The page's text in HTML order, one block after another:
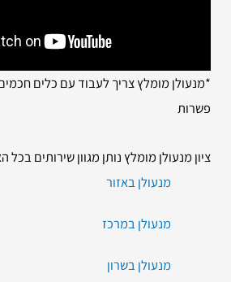
*מנעולן מומלץ צריך לעבוד עם כלים
פשרות
ציון מנעולן מומלץ נותן מגוון שירותים בכל
מנעולן באזור
מנעולן במרכז
מנעולן בשרון